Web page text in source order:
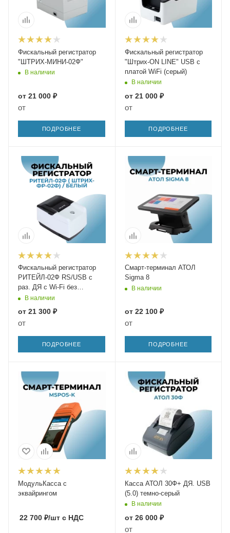
Фискальный регистратор
"ШТРИХ-МИНИ-02Ф"
В наличии
от 21 000 ₽
от
ПОДРОБНЕЕ
Фискальный регистратор
"Штрих-ON LINE" USB с
платой WiFi (серый)
В наличии
от 21 000 ₽
от
ПОДРОБНЕЕ
Фискальный регистратор
РИТЕЙЛ-02Ф RS/USB с
раз. ДЯ c Wi-Fi без
автоотрезчика
В наличии
от 21 300 ₽
от
ПОДРОБНЕЕ
Смарт-терминал АТОЛ
Sigma 8
В наличии
от 22 100 ₽
от
ПОДРОБНЕЕ
МодульКасса с
эквайрингом
22 700 ₽/шт с НДС
Касса АТОЛ 30Ф+ ДЯ. USB
(5.0) темно-серый
В наличии
от 26 000 ₽
от